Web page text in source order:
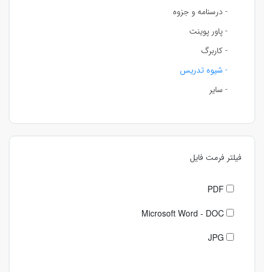
- درسنامه و جزوه
- پاور پوینت
- کاربرگ
- شیوه تدریس
- سایر
فیلتر فرمت فایل
PDF
Microsoft Word - DOC
JPG